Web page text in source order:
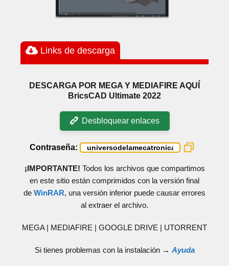
Links de descarga
DESCARGA POR MEGA Y MEDIAFIRE AQUÍ
BricsCAD Ultimate 2022
Desbloquear enlaces
Contraseña:
¡IMPORTANTE! Todos los archivos que compartimos
en este sitio están comprimidos con la versión final
de WinRAR, una versión inferior puede causar errores
al extraer el archivo.
MEGA | MEDIAFIRE | GOOGLE DRIVE | UTORRENT
Si tienes problemas con la instalación → Ayuda